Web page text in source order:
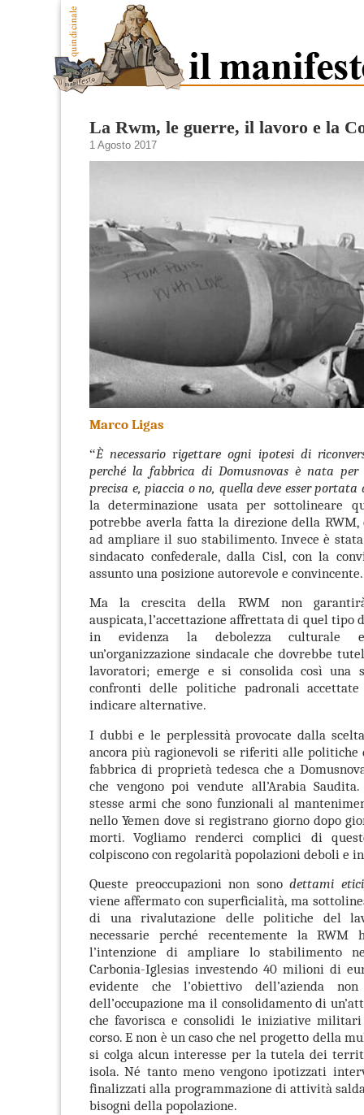
La Rwm, le guerre, il lavoro e la
1 Agosto 2017
Marco Ligas
“È necessariorigettare ogni ipotesi di
perché la fabbrica di Domusnovas è nata per
precisa e, piaccia o no, quella deve esser portata
la determinazione usata per sottolineare
potrebbe averla fatta la direzione della
ad ampliare il suo stabilimento. Invece è
sindacato confederale, dalla Cisl, con la
assunto una posizione autorevole e convincente.
Ma la crescita della RWM non garantirà
auspicata, l’accettazione affrettata di quel tipo
in evidenza la debolezza
un’organizzazione sindacale che dovrebbe
lavoratori; emerge e si consolida così una
confronti delle politiche padronali accettate
indicare alternative.
I dubbi e le perplessità provocate dalla
ancora più ragionevoli se riferiti alle politiche
fabbrica di proprietà tedesca che a
che vengono poi vendute all’Arabia
stesse armi che sono funzionali al
nello Yemen dove si registrano giorno dopo
morti.Vogliamo renderci complici di
colpiscono con regolarità popolazioni deboli e
Queste preoccupazioni non sonodettami
viene affermato con superficialità, ma
di una rivalutazione delle politiche del
necessarie perché recentemente la RWM
l’intenzione di ampliare lo stabilimento
Carbonia-Iglesias investendo 40 milioni di
evidente che l’obiettivo dell’azienda
dell’occupazione ma il consolidamento di
che favorisca e consolidi le iniziative
corso. E non è un caso che nel progetto della
si colga alcun interesse per la tutela dei
isola. Né tanto meno vengono ipotizzati
finalizzati alla programmazione di attività
bisogni della popolazione.